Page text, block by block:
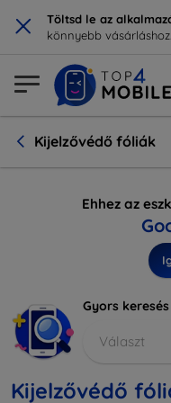
× Töltsd le az
könnyebb vásárláshoz.
Kijelzővédő fóliák
Ehhez az
Gyors keresés
Választ
Kijelzővédő